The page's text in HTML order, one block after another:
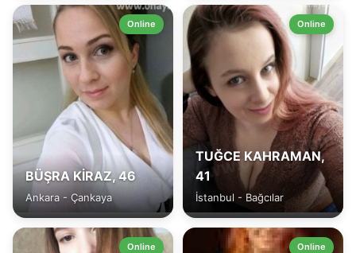
Online
BÜŞRA KİRAZ, 46
Ankara - Çankaya
Online
TUĞCE KAHRAMAN,
41
İstanbul - Bağcılar
Online Online